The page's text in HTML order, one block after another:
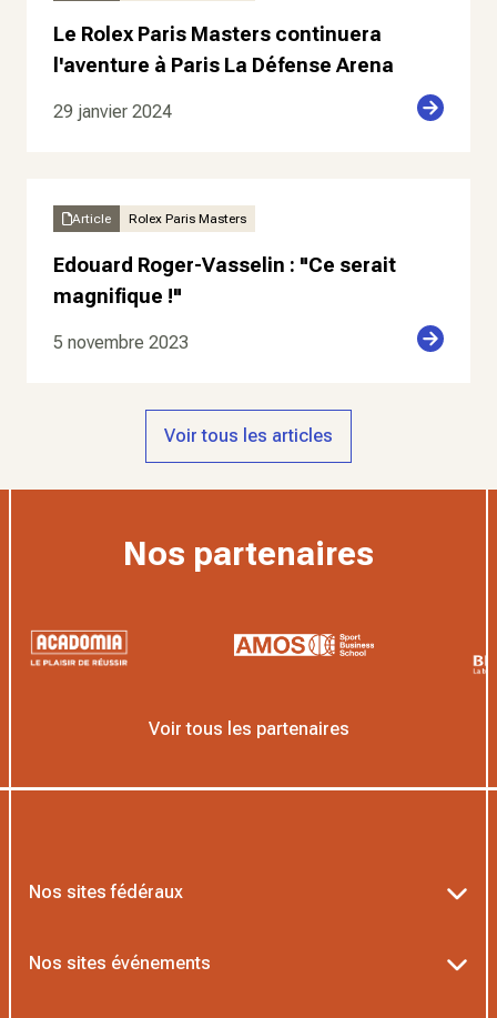
Le Rolex Paris Masters continuera
l'aventure à Paris La Défense Arena
29 janvier 2024
Article Rolex Paris Masters
Edouard Roger-Vasselin : "Ce serait
magnifique !"
5 novembre 2023
Voir tous les articles
Nos partenaires
Voir tous les partenaires
Nos sites fédéraux
Nos sites événements